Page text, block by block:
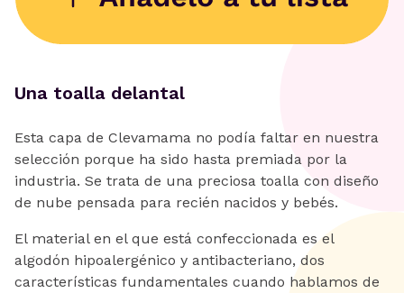
Una toalla delantal
Esta capa de Clevamama no podía faltar en nuestra
selección porque ha sido hasta premiada por la
industria. Se trata de una preciosa toalla con diseño
de nube pensada para recién nacidos y bebés.
El material en el que está confeccionada es el
algodón hipoalergénico y antibacteriano, dos
características fundamentales cuando hablamos de